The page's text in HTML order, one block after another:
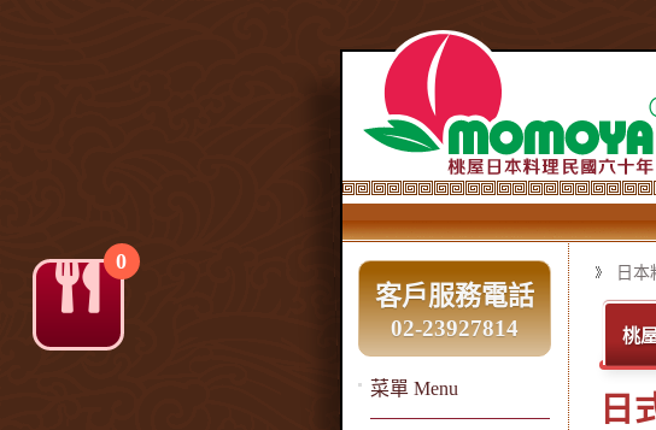
客戶服務電話
02-23927814
菜單 Menu
日本
桃
日
0